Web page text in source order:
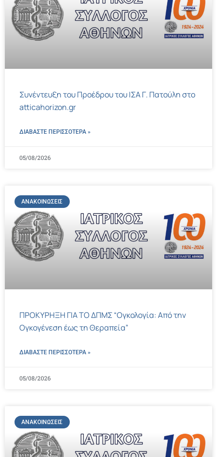
Συνέντευξη του Προέδρου του ΙΣΑ Γ. Πατούλη στο
atticahorizon.gr
ΔΙΑΒΑΣΤΕ ΠΕΡΙΣΣΌΤΕΡΑ »
05/08/2026
ΑΝΑΚΟΙΝΏΣΕΙΣ
ΠΡΟΚΥΡΗΞΗ ΓΙΑ ΤΟ ΔΠΜΣ “Ογκολογία: Από την
Ογκογένεση έως τη Θεραπεία”
ΔΙΑΒΑΣΤΕ ΠΕΡΙΣΣΌΤΕΡΑ »
05/08/2026
ΑΝΑΚΟΙΝΏΣΕΙΣ